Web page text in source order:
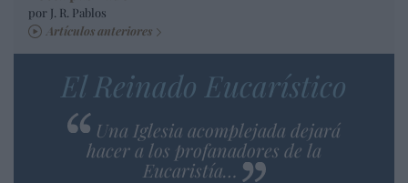
por J. R. Pablos
Artículos anteriores
El Reinado Eucarístico
Una Iglesia acomplejada dejará
hacer a los profanadores de la
Eucaristía…